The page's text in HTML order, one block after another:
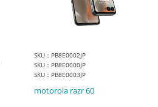
SKU：PB8E0002JP
SKU：PB8E0000JP
SKU：PB8E0003JP
motorola razr 60